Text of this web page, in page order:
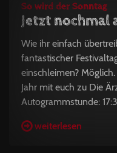
So wird der Sonntag
Jetzt nochmal
Wie ihr einfach
fantastischer
einschleimen?
Jahr mit euch zu Die
Autogrammstunde:
weiterlesen